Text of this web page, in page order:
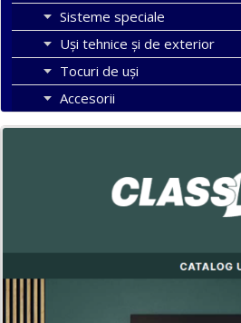
Sisteme speciale
Uși tehnice și de exterior
Tocuri de uși
Accesorii